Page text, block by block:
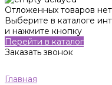
Отложенных товаров нет
Выберите в каталоге
и нажмите кнопку
Перейти в каталог
Заказать звонок
Главная